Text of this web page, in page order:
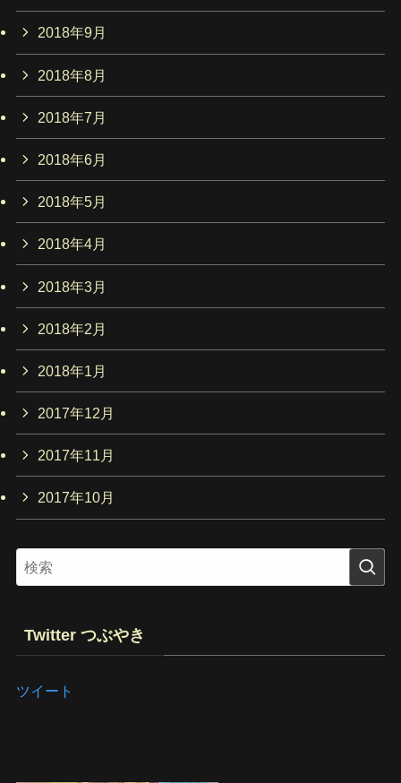
2018年9月
2018年8月
2018年7月
2018年6月
2018年5月
2018年4月
2018年3月
2018年2月
2018年1月
2017年12月
2017年11月
2017年10月
Twitter つぶやき
ツイート